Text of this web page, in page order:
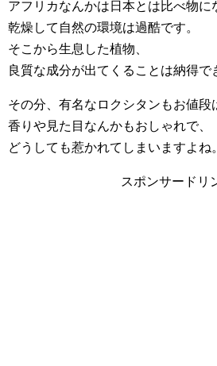
アフリカなんかは日本とは比べ物に
乾燥して自然の環境は過酷です。
そこから生息した植物、
良質な成分が出てくることは納得で
その分、有名なロクシタンもお値段
香りや見た目なんかもおしゃれで、
どうしても惹かれてしまいますよね。
スポンサードリ